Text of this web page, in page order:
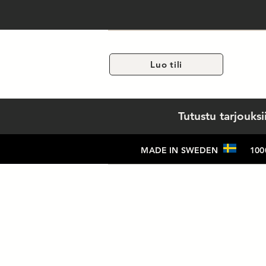
Luo tili
Tutustu
MADE IN SWEDEN